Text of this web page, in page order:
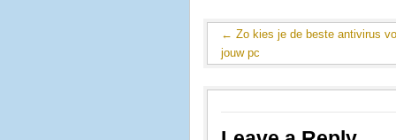
← Zo kies je de beste antivirus
jouw pc